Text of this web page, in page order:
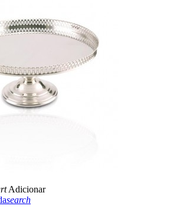
Adicionar
search